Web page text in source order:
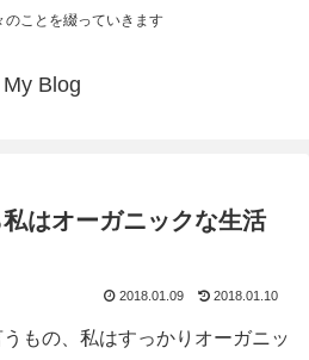
のことを綴っていきます
My Blog
はオーガニックな生活
2018.01.09 2018.01.10
もの、私はすっかりオーガニッ